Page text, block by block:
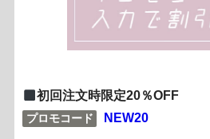
初回注文時限定20％OFF
プロモコード NEW20